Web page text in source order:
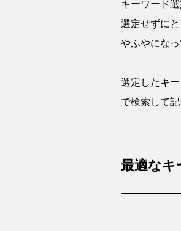
キーワード
選定せずに
やふやになっ
選定したキ
で検索して
最適なキ